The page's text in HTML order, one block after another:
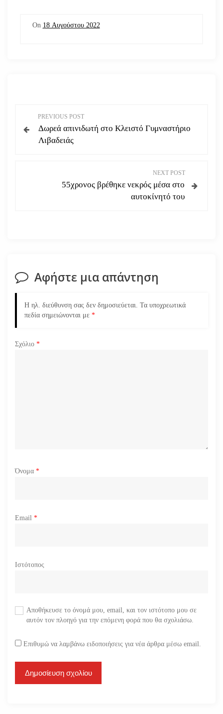
On 18 Αυγούστου 2022
λ
η
ά
θ
PREVIOUS POST
Δωρεά απινιδωτή στο Κλειστό Γυμναστήριο
Λιβαδειάς
NEXT POST
55χρονος βρέθηκε νεκρός μέσα στο
αυτοκίνητό του
Αφήστε μια απάντηση
Η ηλ. διεύθυνση σας δεν δημοσιεύεται. Τα υποχρεωτικά
πεδία σημειώνονται με *
Σχόλιο *
Όνομα *
Email *
Ιστότοπος
Αποθήκευσε το όνομά μου, email, και τον ιστότοπο μου σε
αυτόν τον πλοηγό για την επόμενη φορά που θα σχολιάσω.
Επιθυμώ να λαμβάνω ειδοποιήσεις για νέα άρθρα μέσω email.